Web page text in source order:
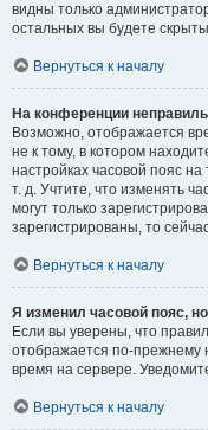
видны только
остальных вы будете
Вернуться к началу
На конференции
Возможно, отображается
не к тому, в котором
настройках часовой пояс
т. д. Учтите, что изменять
могут только
зарегистрированы, то
Вернуться к началу
Я изменил часовой пояс,
Если вы уверены, что
отображается по-прежнему
время на сервере.
Вернуться к началу